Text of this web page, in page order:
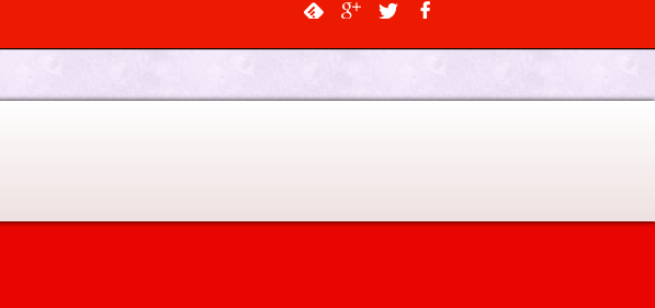
$data_object, $depth = 0, $args = NULL, $current_object_id =